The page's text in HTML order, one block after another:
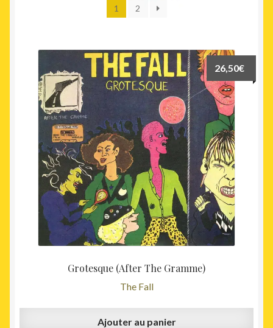
récent
ancien
1 2
Grotesque (After The Gramme)
The Fall
26,50€
Ajouter au panier